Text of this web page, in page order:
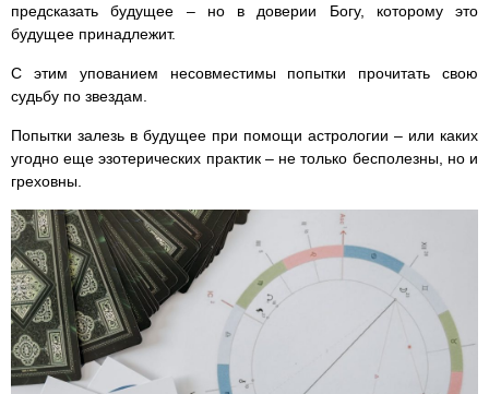
предсказать будущее – но в доверии Богу, которому это
будущее принадлежит.
С этим упованием несовместимы попытки прочитать свою
судьбу по звездам.
Попытки залезь в будущее при помощи астрологии – или каких
угодно еще эзотерических практик – не только бесполезны, но и
греховны.